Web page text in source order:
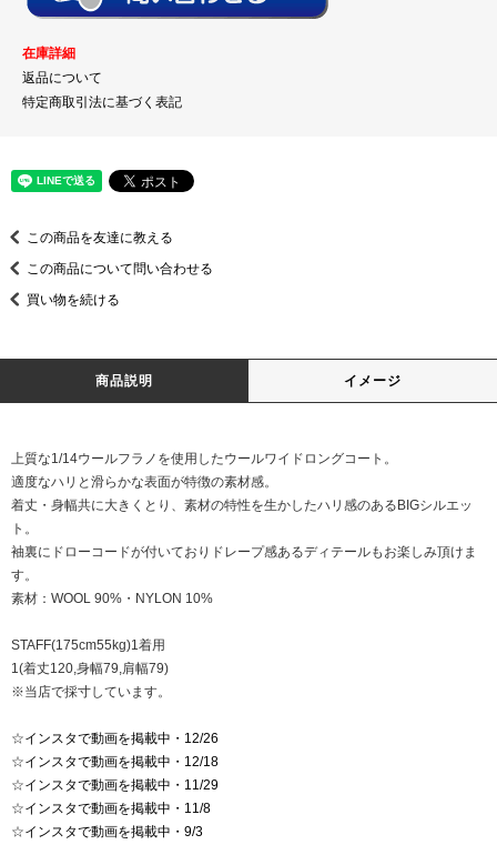
在庫詳細
返品について
特定商取引法に基づく表記
この商品を友達に教える
この商品について問い合わせる
買い物を続ける
商品説明 イメージ
上質な1/14ウールフラノを使用したウールワイドロングコート。
適度なハリと滑らかな表面が特徴の素材感。
着丈・身幅共に大きくとり、素材の特性を生かしたハリ感のあるBIGシルエッ
ト。
袖裏にドローコードが付いておりドレープ感あるディテールもお楽しみ頂けま
す。
素材：WOOL 90%・NYLON 10%
STAFF(175cm55kg)1着用
1(着丈120,身幅79,肩幅79)
※当店で採寸しています。
☆インスタで動画を掲載中・12/26
☆インスタで動画を掲載中・12/18
☆インスタで動画を掲載中・11/29
☆インスタで動画を掲載中・11/8
☆インスタで動画を掲載中・9/3